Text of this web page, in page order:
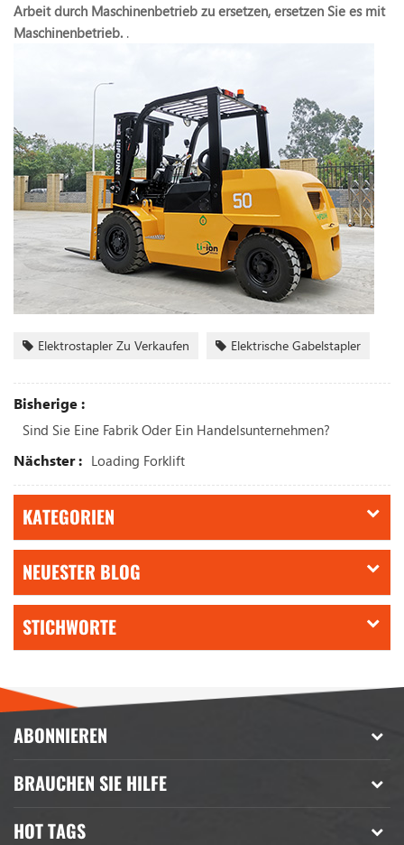
Arbeit durch Maschinenbetrieb zu ersetzen, ersetzen Sie es mit
Maschinenbetrieb. .
Elektrostapler Zu Verkaufen Elektrische Gabelstapler
Bisherige :
Sind Sie Eine Fabrik Oder Ein Handelsunternehmen?
Nächster : Loading Forklift
KATEGORIEN
NEUESTER BLOG
STICHWORTE
ABONNIEREN
BRAUCHEN SIE HILFE
HOT TAGS